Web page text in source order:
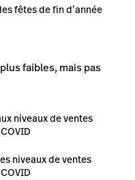
fêtes de fin d’année
faibles, mais pas
niveaux de ventes
niveaux de ventes